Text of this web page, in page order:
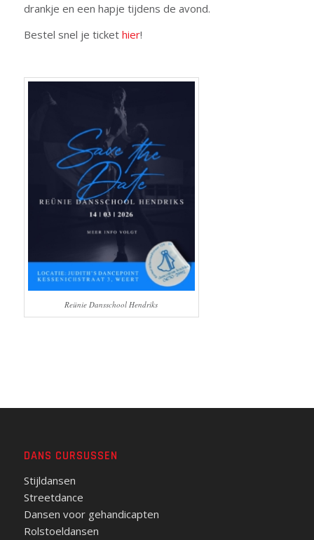
drankje en een hapje tijdens de avond.
Bestel snel je ticket hier!
Reünie Dansschool Hendriks
DANS CURSUSSEN
Stijldansen
Streetdance
Dansen voor gehandicapten
Rolstoeldansen